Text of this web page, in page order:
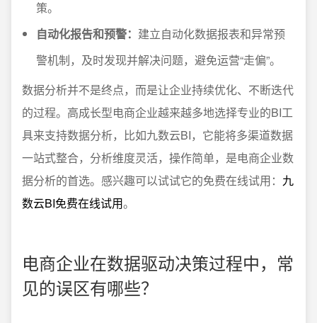
策。
自动化报告和预警： 建立自动化数据报表和异常预
警机制，及时发现并解决问题，避免运营“走偏”。
数据分析并不是终点，而是让企业持续优化、不断迭代
的过程。高成长型电商企业越来越多地选择专业的BI工
具来支持数据分析，比如九数云BI，它能将多渠道数据
一站式整合，分析维度灵活，操作简单，是电商企业数
据分析的首选。感兴趣可以试试它的免费在线试用： 九
数云BI免费在线试用。
电商企业在数据驱动决策过程中，常
见的误区有哪些？